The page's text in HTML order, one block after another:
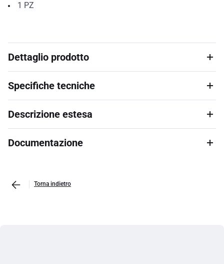
1 PZ
Dettaglio prodotto
Specifiche tecniche
Descrizione estesa
Documentazione
Torna indietro